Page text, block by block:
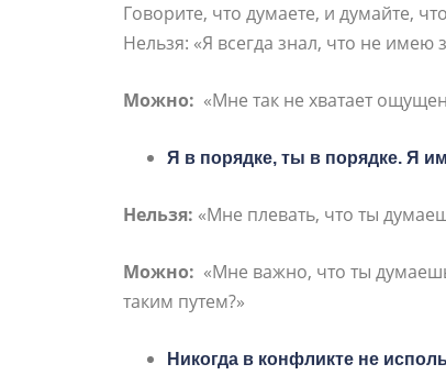
Говорите, что думаете, и думайте,
Нельзя: «Я всегда знал, что не имею
Можно: «Мне так не хватает
Я в порядке, ты в порядке. Я
Нельзя: «Мне плевать, что ты
Можно: «Мне важно, что ты
таким путем?»
Никогда в конфликте не